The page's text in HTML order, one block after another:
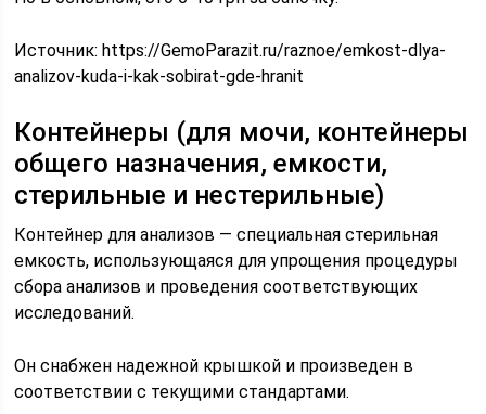
Источник:https://GemoParazit.ru/raznoe/emkost-dlya-
analizov-kuda-i-kak-sobirat-gde-hranit
Контейнеры (для мочи, контейнеры
общего назначения, емкости,
стерильные и нестерильные)
Контейнер для анализов — специальная стерильная
емкость, использующаяся для упрощения процедуры
сбора анализов и проведения соответствующих
исследований.
Он снабжен надежной крышкой и произведен в
соответствии с текущими стандартами.